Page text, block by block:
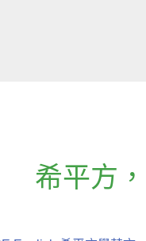
希平方 ，